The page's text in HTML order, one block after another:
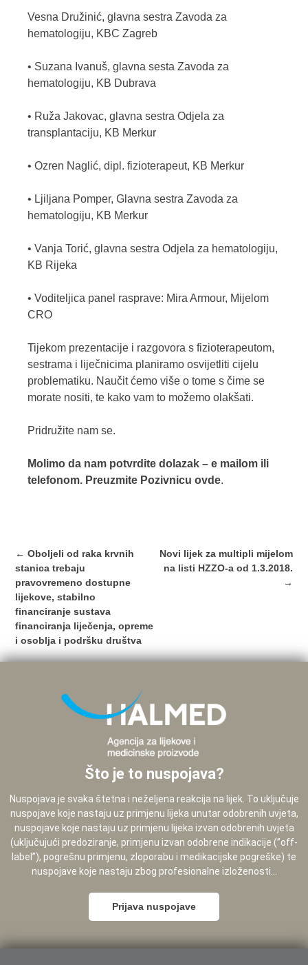
Vesna Družinić, glavna sestra Zavoda za
hematologiju, KBC Zagreb
• Suzana Ivanuš, glavna sesta Zavoda za
hematologiju, KB Dubrava
• Ruža Jakovac, glavna sestra Odjela za
transplantaciju, KB Merkur
• Ozren Naglić, dipl. fizioterapeut, KB Merkur
• Ljiljana Pomper, Glavna sestra Zavoda za
hematologiju, KB Merkur
• Vanja Torić, glavna sestra Odjela za hematologiju,
KB Rijeka
• Voditeljica panel rasprave: Mira Armour, Mijelom
CRO
Tijekom prezentacije i razgovora s fizioterapeutom,
sestrama i liječnicima planiramo osvijetliti cijelu
problematiku. Naučit ćemo više o tome s čime se
morate nositi, te kako vam to možemo olakšati.
Pridružite nam se.
Molimo da nam potvrdite dolazak – e mailom ili
telefonom. Preuzmite Pozivnicu ovde.
Post
navigation
← Oboljeli od raka krvnih
stanica trebaju
pravovremeno dostupne
lijekove, stabilno
financiranje sustava
financiranja liječenja, opreme
i osoblja i podršku društva
Novi lijek za multipli mijelom
na listi HZZO-a od 1.3.2018.
→
Što je to nuspojava?
Nuspojava je svaka štetna i neželjena reakcija na lijek. To uključuje
nuspojave koje nastaju uz primjenu lijeka unutar odobrenih uvjeta,
nuspojave koje nastaju uz primjenu lijeka izvan odobrenih uvjeta
(uključujući predoziranje, primjenu izvan odobrene indikacije (”off-
label”), pogrešnu primjenu, zloporabu i medikacijske pogreške) te
nuspojave koje nastaju zbog profesionalne izloženosti...
Prijava nuspojave